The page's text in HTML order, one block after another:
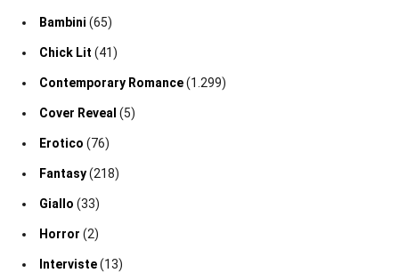
Bambini (65)
Chick Lit (41)
Contemporary Romance(1.299)
Cover Reveal (5)
Erotico (76)
Fantasy(218)
Giallo (33)
Horror (2)
Interviste(13)